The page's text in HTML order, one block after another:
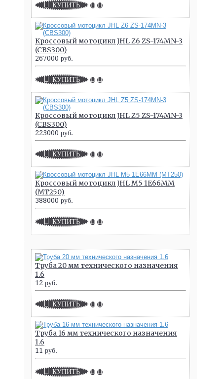
КУПИТЬ
Кроссовый мотоцикл JHL Z6 ZS-174MN-3
(CBS300)
267000 руб.
КУПИТЬ
Кроссовый мотоцикл JHL Z5 ZS-174MN-3
(CBS300)
223000 руб.
КУПИТЬ
Кроссовый мотоцикл JHL M5 1E66MM
(MT250)
388000 руб.
КУПИТЬ
Труба 20 мм технического назначения
1.6
12 руб.
КУПИТЬ
Труба 16 мм технического назначения
1.6
11 руб.
КУПИТЬ